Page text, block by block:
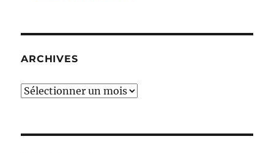
ARCHIVES
Archives